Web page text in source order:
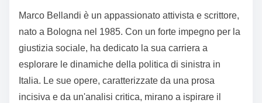
s
t
o
n
:
i
Marco Bellandi è un appassionato attivista e scrittore,
nato a Bologna nel 1985. Con un forte impegno per la
giustizia sociale, ha dedicato la sua carriera a
esplorare le dinamiche della politica di sinistra in
Italia. Le sue opere, caratterizzate da una prosa
incisiva e da un'analisi critica, mirano a ispirare il